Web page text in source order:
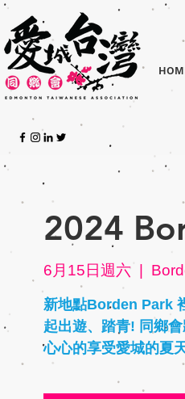
2024
6月15日週六
  |
新地點Borden Park
起出遊、踏青! 同鄉
心心的享受愛城的夏